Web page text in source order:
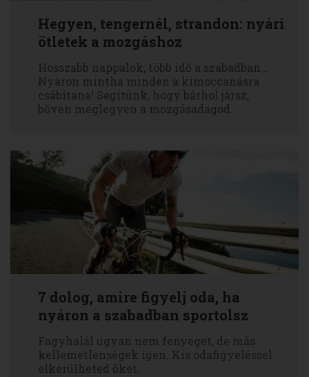
Hegyen, tengernél, strandon: nyári
ötletek a mozgáshoz
Hosszabb nappalok, több idő a szabadban…
Nyáron mintha minden a kimoccanásra
csábítana! Segítünk, hogy bárhol jársz,
bőven meglegyen a mozgásadagod.
7 dolog, amire figyelj oda, ha
nyáron a szabadban sportolsz
Fagyhalál ugyan nem fenyeget, de más
kellemetlenségek igen. Kis odafigyeléssel
elkerülheted őket.